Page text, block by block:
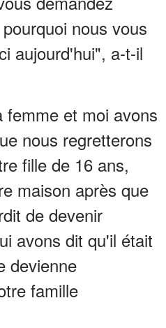
nous vous
aujourd'hui", a-t-il
et moi avons
nous regretterons
fille de 16 ans,
maison après que
de devenir
avons dit qu'il était
devienne
famille